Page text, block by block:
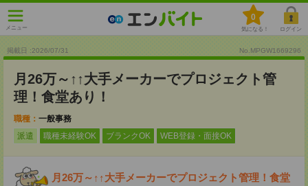
メニュー
0
気になる！ ログイン
掲載日 :2026/07/31 No.MPGW1669296
月26万～↑↑大手メーカーでプロジェクト管
理！食堂あり！
職種： 一般事務
派遣
職種未経験OK ブランクOK WEB登録・面接OK
月26万～↑↑大手メーカーでプロジェクト管理！食堂